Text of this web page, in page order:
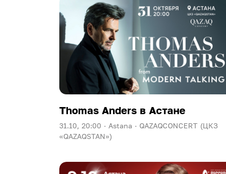
Thomas Anders в Астане
31.10, 20:00 · Astana · QAZAQCONCERT (ЦКЗ
«QAZAQSTAN»)